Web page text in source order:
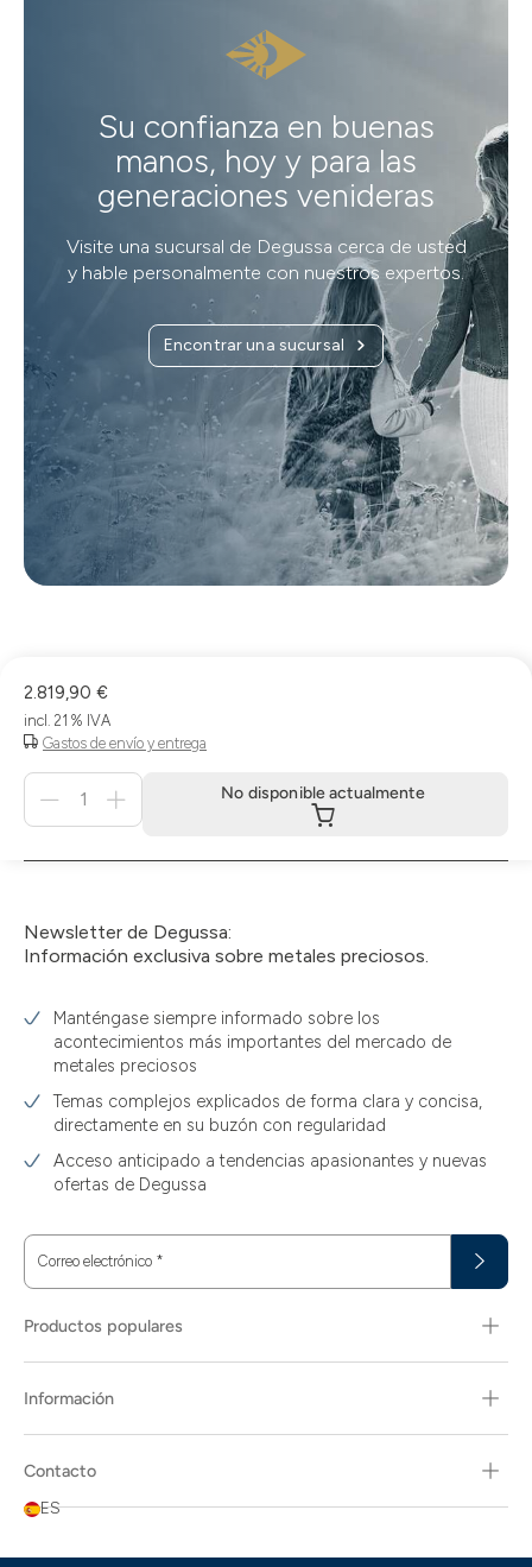
Su confianza en buenas
manos, hoy y para las
generaciones venideras
Visite una sucursal de Degussa cerca de usted
y hable personalmente con nuestros expertos.
Encontrar una sucursal
2.819,90 €
incl. 21 % IVA
Gastos de envío y entrega
No
actualmente
No disponible actualmente
Newsletter de Degussa:
Información exclusiva sobre metales preciosos.
Manténgase siempre informado sobre los
acontecimientos más importantes del mercado de
metales preciosos
Temas complejos explicados de forma clara y concisa,
directamente en su buzón con regularidad
Acceso anticipado a tendencias apasionantes y nuevas
ofertas de Degussa
Correo electrónico *
Productos populares
Información
Contacto
ES